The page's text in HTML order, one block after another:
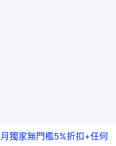
獨家無門檻5%折扣+任何